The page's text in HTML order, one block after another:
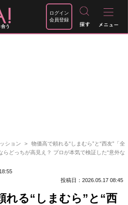
う
ログイン
会員登録
ション
物価高で頼れる“しまむら”と“西友”「全
らどっちが高見え？ プロが本気で検証した“意外な
投稿日：2026.05.17 08:45
れる“しまむら”と“西